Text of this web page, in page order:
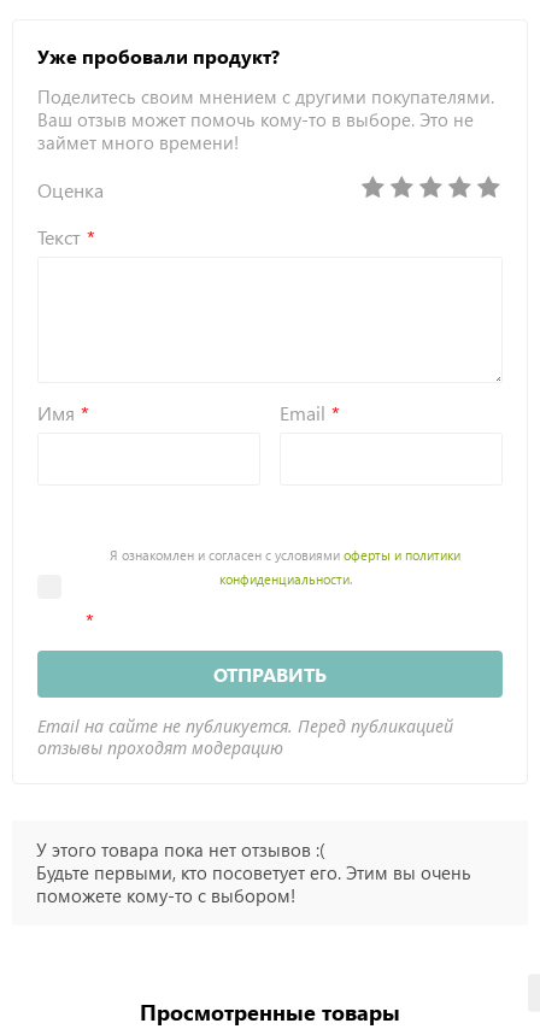
Уже пробовали продукт?
Поделитесь своим мнением с другими покупателями.
Ваш отзыв может помочь кому-то в выборе. Это не
займет много времени!
Оценка
Текст
Имя Email
Я ознакомлен и согласен с условиямиоферты и политики
конфиденциальности.
ОТПРАВИТЬ
Email на сайте не публикуется. Перед публикацией
отзывы проходят модерацию
У этого товара пока нет отзывов :(
Будьте первыми, кто посоветует его. Этим вы очень
поможете кому-то с выбором!
Просмотренные товары